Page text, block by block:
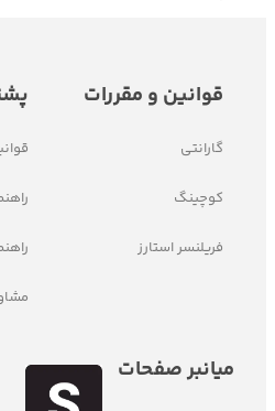
قوانین و مقررات
گارانتی
کوچینگ
فریلنسر استارز
میانبر صفحات